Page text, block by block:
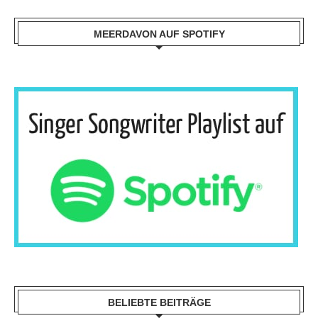
MEERDAVON AUF SPOTIFY
BELIEBTE BEITRÄGE